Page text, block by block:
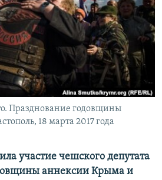
КРЫМА
Празднование годовщины
18 марта 2017 года
участие чешского депутата
аннексии Крыма и